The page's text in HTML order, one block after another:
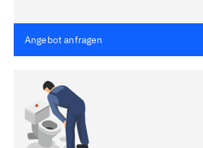
Angebot anfragen